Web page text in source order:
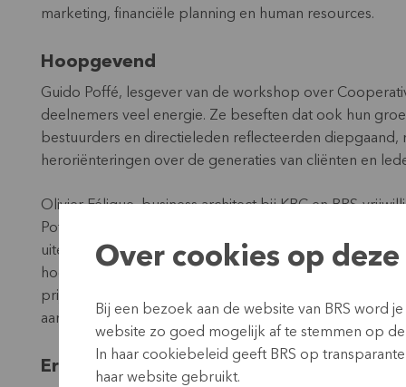
marketing, financiële planning en human resources.
Hoopgevend
Guido Poffé, lesgever van de workshop over
deelnemers veel energie. Ze beseften dat ook hun
bestuurders en directieleden reflecteerden
heroriënteringen over de generaties van cliënten en
Olivier Félique, business architect bij KBC en BRS-
Poffé over de geschiedenis van ons eigen
uiteindelijk tot ons huidige resultaat gekomen zijn. Uit
hoe zij met gelijkaardige issues worden
prijszetting. Sommige thema’s daarentegen zijn bij
aan toenemende criminaliteit, klimaatverandering en
Ervaring uitwisselen
Over cookies op
Bij een bezoek aan de website van BRS word
website zo goed mogelijk af te stemmen op
In haar cookiebeleid geeft BRS op
haar website gebruikt.